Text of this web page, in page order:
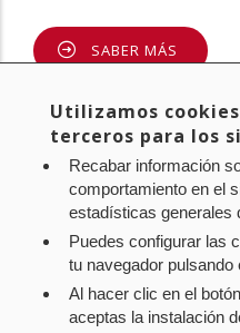
SABER MÁS
Política de
Utilizamos
terceros para los
Recabar información
comportamiento en el
estadísticas generales
Puedes configurar las
tu navegador pulsando
Al hacer clic en el botón
aceptas la instalación